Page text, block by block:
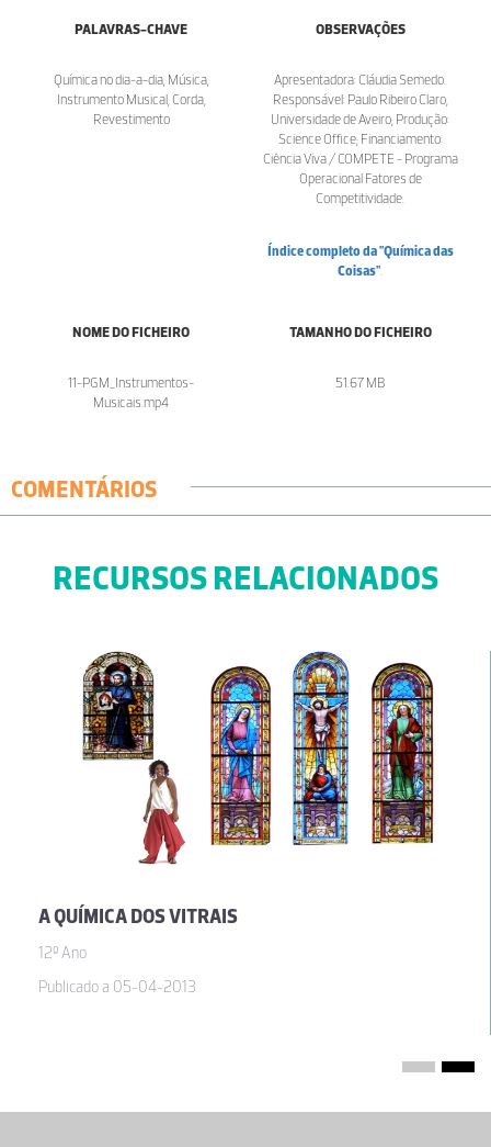
PALAVRAS-CHAVE
Química no dia-a-dia, Música,
Instrumento Musical, Corda,
Revestimento
OBSERVAÇÕES
Apresentadora: Cláudia Semedo.
Responsável: Paulo Ribeiro Claro,
Universidade de Aveiro; Produção:
Science Office; Financiamento:
Ciência Viva / COMPETE - Programa
Operacional Fatores de
Competitividade.
Índice completo da "Química das
Coisas".
NOME DO FICHEIRO
11-PGM_Instrumentos-
Musicais.mp4
TAMANHO DO FICHEIRO
51.67 MB
COMENTÁRIOS
RECURSOS RELACIONADOS
A QUÍMICA DOS VITRAIS
12º Ano
Publicado a 05-04-2013